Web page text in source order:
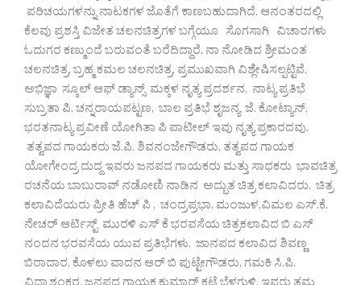
ಪರಿಚಯಗಳನ್ನು ನಾಟಕಗಳ ಜೊತೆಗೆ ಕಾಣಬಹುದಾಗಿದೆ. ಆನಂತರದಲ್ಲಿ
ಕೆಲವು ಪ್ರಶಸ್ತಿ ವಿಜೇತ ಚಲನಚಿತ್ರಗಳ ಬಗ್ಗೆಯೂ ಸೊಗಸಾಗಿ ವಿಚಾರಗಳು
ಓದುಗರ ಕಣ್ಮುಂದೆ ಬರುವಂತೆ ಬರೆದಿದ್ದಾರೆ. ನಾ ನೋಡಿದ ಶ್ರೀಮಂತ
ಚಲನಚಿತ್ರ, ಬ್ರಹ್ಮ ಕಮಲ ಚಲನಚಿತ್ರ, ಪ್ರಮುಖವಾಗಿ ವಿಶ್ಲೇಷಿಸಲ್ಪಟ್ಟಿವೆ.
ಅಭಿಜ್ಞಾ ಸ್ಕೂಲ್ ಆಫ್ ಡ್ಯಾನ್ಸ್ ಮಕ್ಕಳ ನೃತ್ಯ ಪ್ರದರ್ಶನ, ನಾಟ್ಯ ಪ್ರತಿಭೆ
ಸುಬ್ರತಾ ಪಿ. ಚನ್ನರಾಯಪಟ್ಟಣ, ಬಾಲ ಪ್ರತಿಭೆ ಶೃಜನ್ಯ ಜೆ. ಕೋಟ್ಯಾನ್,
ಭರತನಾಟ್ಯ ಪ್ರವೀಣೆ ಯೋಗಿತಾ ಪಿ ಪಾಟೀಲ್ ಇವು ನೃತ್ಯ ಪ್ರಕಾರದವು.
ತತ್ವಪದ ಗಾಯಕರು ಜೆ.ಪಿ. ಶಿವನಂಜೇಗೌಡರು, ತತ್ವಪದ ಗಾಯಕ
ಯೋಗೇಂದ್ರ ದುದ್ದ ಇವರು ಜನಪದ ಗಾಯಕರು ಮತ್ತು ಸಾಧಕರು ಭಾವಚಿತ್ರ
ರಚನೆಯ ಬಾಬುರಾವ್ ನಡೋಣಿ ನಾಡಿನ ಅದ್ಭುತ ಚಿತ್ರ ಕಲಾವಿದರು. ಚಿತ್ರ
ಕಲಾವಿದೆಯರು ಪ್ರೀತಿ ಹೆಚ್ ಪಿ , ಚಂದ್ರಪ್ರಭಾ, ಮಂಜುಳ,ವಿಮಲ ಎಸ್.ಕೆ.
ನೇಚರ್ ಆರ್ಟಿಸ್ಟ್ ಮುರಳಿ ಎಸ್ ಕೆ ಭರವಸೆಯ ಚಿತ್ರಕಲಾವಿದ ಬಿ ಎಸ್
ನಂದನ ಭರವಸೆಯ ಯುವ ಪ್ರತಿಭೆಗಳು. ಜಾನಪದ ಕಲಾವಿದ ಶಿವಣ್ಣ
ಬಿರಾದಾರ, ಕೊಳಲು ವಾದನ ಆರ್ ಬಿ ಪುಟ್ಟೇಗೌಡರು, ಗಮಕಿ ಸಿ.ಪಿ.